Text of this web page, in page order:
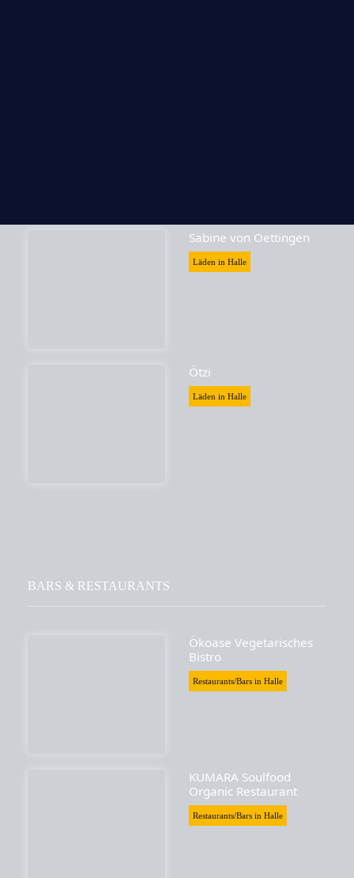
Sabine von Oettingen
Läden in Halle
Ötzi
Läden in Halle
BARS & RESTAURANTS
Ökoase Vegetarisches
Bistro
Restaurants/Bars in Halle
KUMARA Soulfood
Organic Restaurant
Restaurants/Bars in Halle